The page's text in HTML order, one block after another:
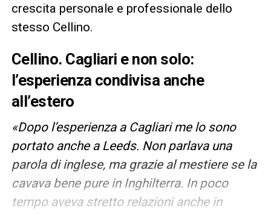
crescita personale e professionale dello
stesso Cellino.
Cellino. Cagliari e non solo:
l’esperienza condivisa anche
all’estero
«Dopo l’esperienza a Cagliari me lo sono
portato anche a Leeds. Non parlava una
parola di inglese, ma grazie al mestiere se la
cavava bene pure in Inghilterra. In poco
tempo aveva stretto relazioni anche in